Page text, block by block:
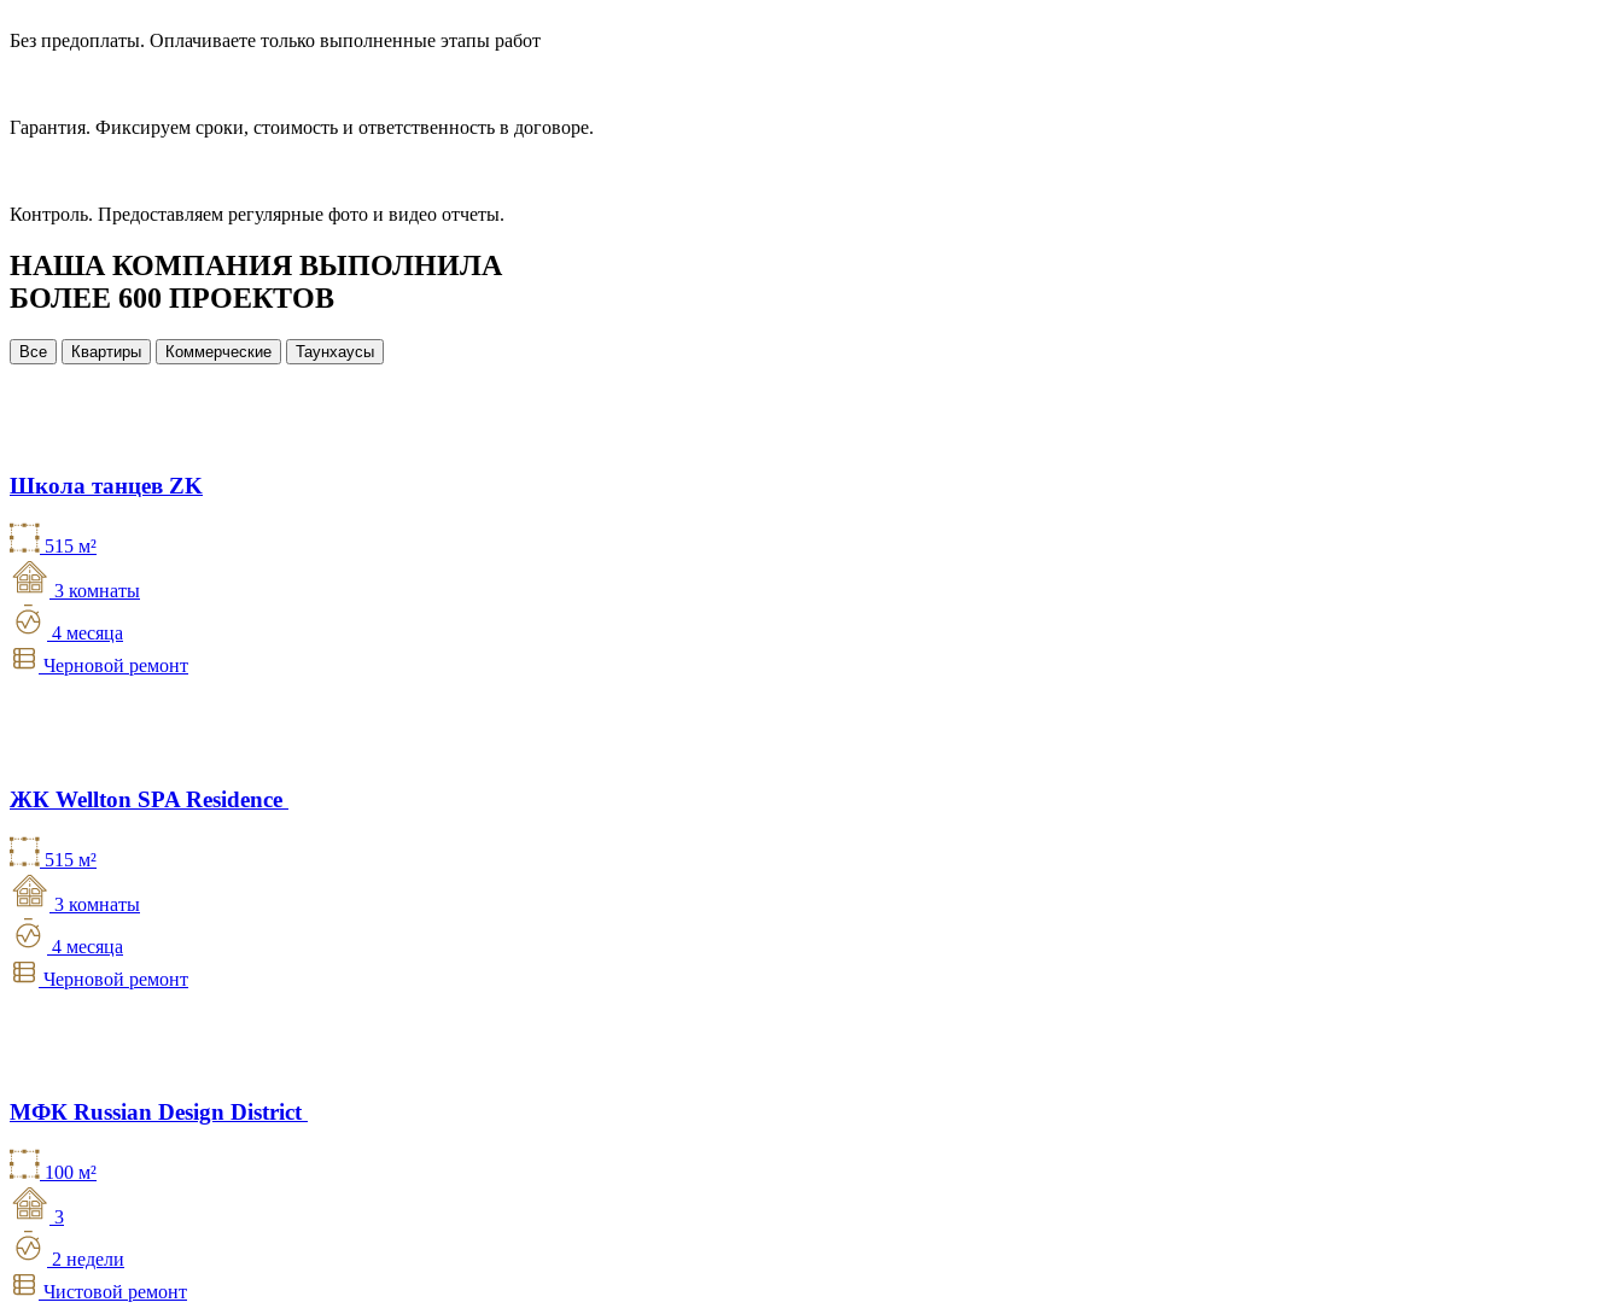
Без предоплаты. Оплачиваете только выполненные этапы работ
Гарантия. Фиксируем сроки, стоимость и ответственность в договоре.
Контроль. Предоставляем регулярные фото и видео отчеты.
НАША КОМПАНИЯ ВЫПОЛНИЛА
БОЛЕЕ 600 ПРОЕКТОВ
Все Квартиры Коммерческие Таунхаусы
Школа танцев ZK
515 м²
3 комнаты
4 месяца
Черновой ремонт
ЖК Wellton SPA Residence
515 м²
3 комнаты
4 месяца
Черновой ремонт
МФК Russian Design District
100 м²
3
2 недели
Чистовой ремонт